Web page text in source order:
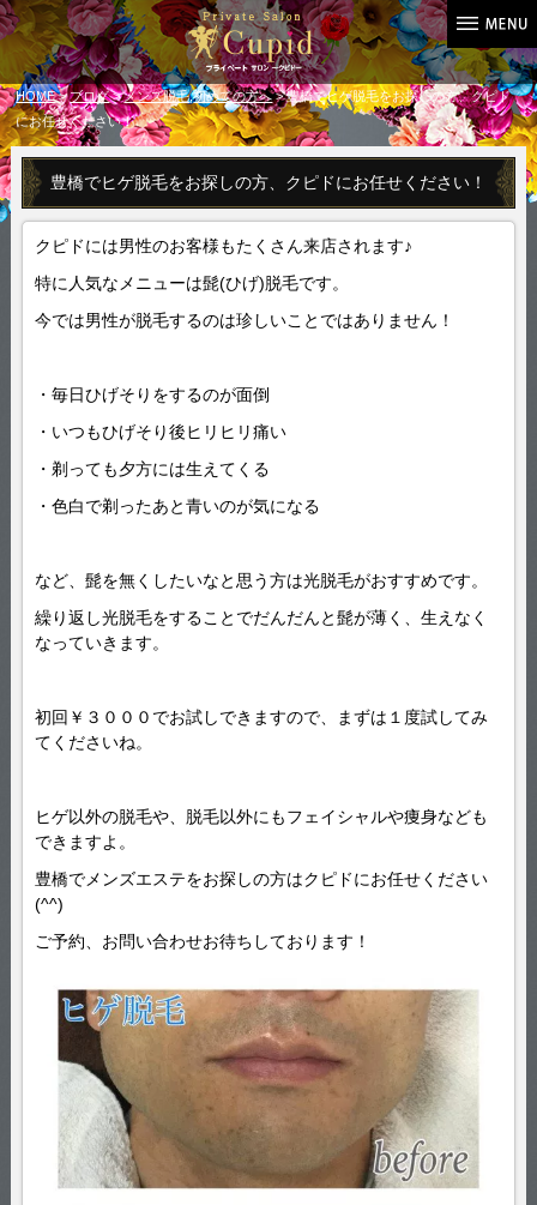
HOME>ブログ>メンズ脱毛,初めての方へ> 豊橋でヒゲ脱毛をお探しの方、クピド
にお任せください！
豊橋でヒゲ脱毛をお探しの方、クピドにお任せください！
クピドには男性のお客様もたくさん来店されます♪
特に人気なメニューは髭(ひげ)脱毛です。
今では男性が脱毛するのは珍しいことではありません！
・毎日ひげそりをするのが面倒
・いつもひげそり後ヒリヒリ痛い
・剃っても夕方には生えてくる
・色白で剃ったあと青いのが気になる
など、髭を無くしたいなと思う方は光脱毛がおすすめです。
繰り返し光脱毛をすることでだんだんと髭が薄く、生えなく
なっていきます。
初回￥３０００でお試しできますので、まずは１度試してみ
てくださいね。
ヒゲ以外の脱毛や、脱毛以外にもフェイシャルや痩身なども
できますよ。
豊橋でメンズエステをお探しの方はクピドにお任せください
(^^)
ご予約、お問い合わせお待ちしております！